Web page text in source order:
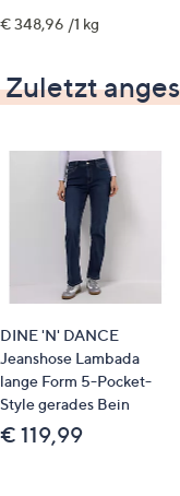
schmales
mittlere
wir
Material
jeansblau/
Baumwolle,
grün/
Elasthan
Pflege
€ 348,96 /1 kg
Zuletzt
DINE 'N' DANCE
Jeanshose Lambada
lange Form 5-Pocket-
Style gerades Bein
€ 119,99